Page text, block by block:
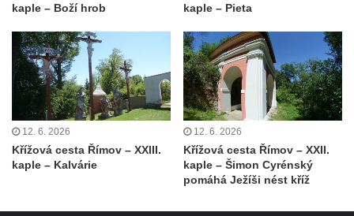
kaple – Boží hrob
kaple – Pieta
12. 6. 2026
Křížová cesta Římov – XXIII.
kaple – Kalvárie
12. 6. 2026
Křížová cesta Římov – XXII.
kaple – Šimon Cyrénský
pomáhá Ježíši nést kříž